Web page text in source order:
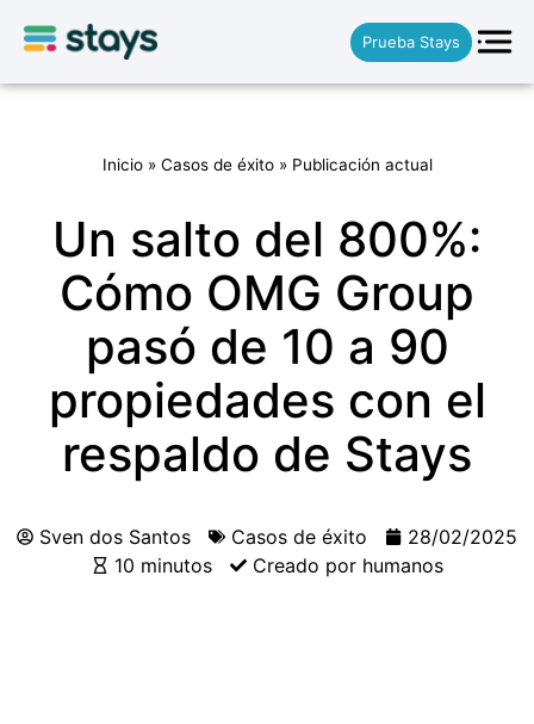
Prueba Stays
Inicio» Casos de éxito» Publicación actual
Un salto del 800%:
Cómo OMG Group
pasó de 10 a 90
propiedades con el
respaldo de Stays
Sven dos Santos Casos de éxito
28/02/2025
10 minutos
Creado por humanos